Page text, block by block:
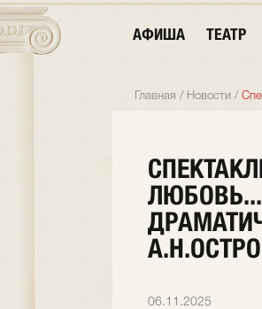
АФИША ТЕАТР
Главная / Новости /
06.11.2025